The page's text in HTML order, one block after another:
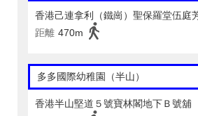
香港己連拿利（鐵崗）聖保羅堂伍庭
距離 470m
多多國際幼稚園（半山）
香港半山堅道５號寶林閣地下Ｂ號舖